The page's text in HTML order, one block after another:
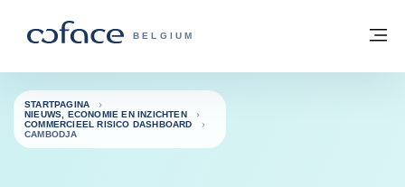
COFACE, FOR TRADE - GROEP
BELGIUM
Terug naar startpagina
STARTPAGINA
NIEUWS, ECONOMIE EN INZICHTEN
COMMERCIEEL RISICO DASHBOARD
CAMBODJA